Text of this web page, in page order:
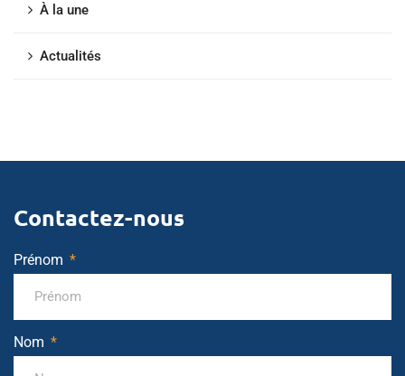
À la une
Actualités
Contactez-nous
Prénom
Nom